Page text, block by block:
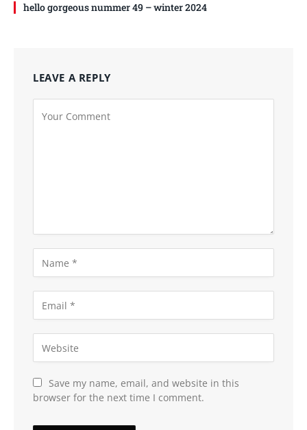
hello gorgeous nummer 49 – winter 2024
LEAVE A REPLY
Save my name, email, and website in this
browser for the next time I comment.